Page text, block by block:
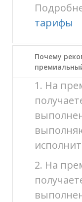
тарифы
Почему
1. На
2. На